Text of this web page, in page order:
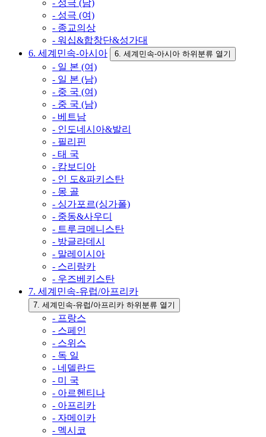
- 성극 (남)
- 성극 (여)
- 종교의상
- 워십&합창단&성가대
6. 세계민속-아시아
6. 세계민속-아시아 하위분류 열기
- 일 본 (여)
- 일 본 (남)
- 중 국 (여)
- 중 국 (남)
- 베트남
- 인도네시아&발리
- 필리핀
- 태 국
- 캄보디아
- 인 도&파키스탄
- 몽 골
- 싱가포르(싱가폴)
- 중동&사우디
- 트루크메니스탄
- 방글라데시
- 말레이시아
- 스리랑카
- 우즈베키스탄
7. 세계민속-유럽/아프리카
7. 세계민속-유럽/아프리카 하위분류 열기
- 프랑스
- 스페인
- 스위스
- 독 일
- 네델란드
- 미 국
- 아르헨티나
- 아프리카
- 자메이카
- 멕시코